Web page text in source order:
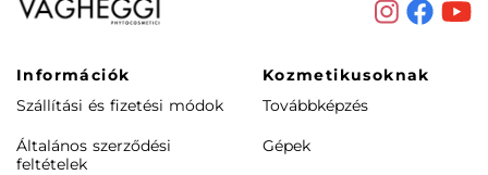
Információk
Szállítási és fizetési módok
Általános szerződési
feltételek
Kozmetikusoknak
Továbbképzés
Gépek